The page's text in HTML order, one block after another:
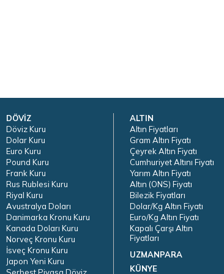
DÖVİZ
Döviz Kuru
Dolar Kuru
Euro Kuru
Pound Kuru
Frank Kuru
Rus Rublesi Kuru
Riyal Kuru
Avustralya Doları
Danimarka Kronu Kuru
Kanada Doları Kuru
Norveç Kronu Kuru
İsveç Kronu Kuru
Japon Yeni Kuru
Serbest Piyasa Döviz
ALTIN
Altın Fiyatları
Gram Altın Fiyatı
Çeyrek Altın Fiyatı
Cumhuriyet Altını Fiyatı
Yarım Altın Fiyatı
Altın (ONS) Fiyatı
Bilezik Fiyatları
Dolar/Kg Altın Fiyatı
Euro/Kg Altın Fiyatı
Kapalı Çarşı Altın
Fiyatları
UZMANPARA
KÜNYE